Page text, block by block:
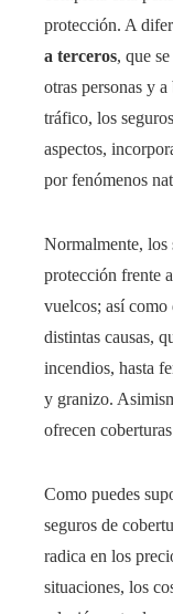
protección. A
a terceros, que
otras personas y
tráfico, los
aspectos,
por fenómenos
Normalmente, los
protección frente
vuelcos; así como
distintas causas,
incendios, hasta
y granizo.
ofrecen
Como puedes
seguros de
radica en los
situaciones, los